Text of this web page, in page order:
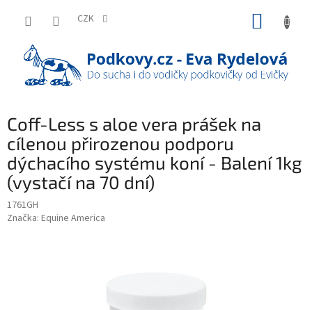
CZK
Coff-Less s aloe vera prášek na
cílenou přirozenou podporu
dýchacího systému koní - Balení 1kg
(vystačí na 70 dní)
1761GH
Značka: Equine America